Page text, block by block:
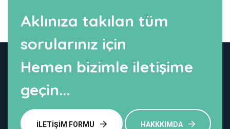
Aklınıza takılan tüm
sorularınız için
Hemen bizimle iletişime
geçin...
İLETIŞIM FORMU HAKKKIMDA